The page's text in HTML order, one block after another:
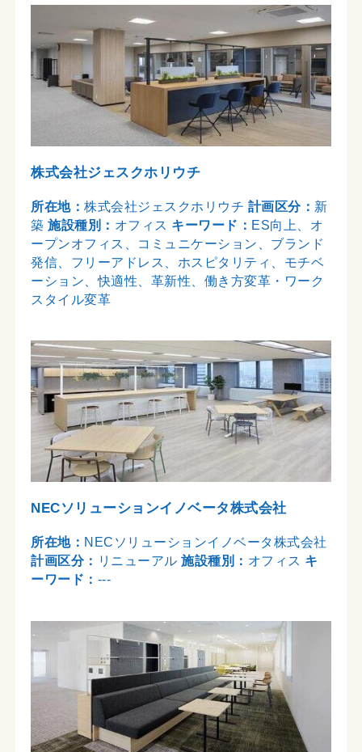
株式会社ジェスクホリウチ
所在地：株式会社ジェスクホリウチ 計画区分： 新
築施設種別： オフィス キーワード： ES向上、オ
ープンオフィス、コミュニケーション、ブランド
発信、フリーアドレス、ホスピタリティ、モチベ
ーション、快適性、革新性、働き方変革・ワーク
スタイル変革
NECソリューションイノベータ株式会社
所在地： NECソリューションイノベータ株式会社
計画区分： リニューアル施設種別： オフィス キ
ーワード： ---